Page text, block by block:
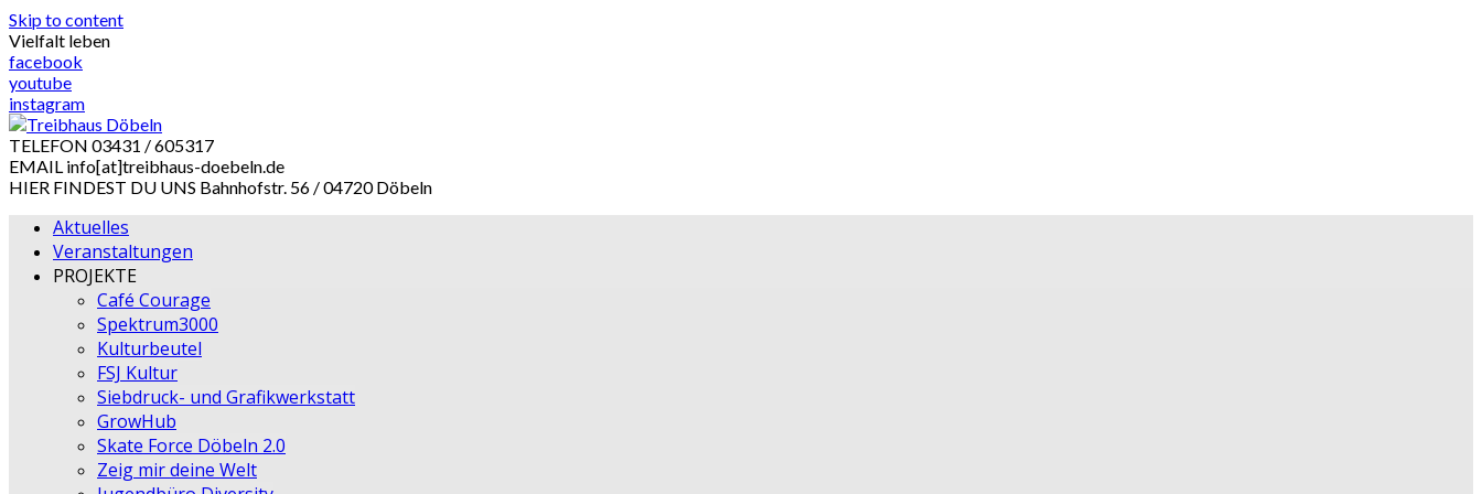
Skip to content
Vielfalt leben
facebook
youtube
instagram
TELEFON 03431 / 605317
EMAIL info[at]treibhaus-doebeln.de
HIER FINDEST DU UNS Bahnhofstr. 56 / 04720 Döbeln
Aktuelles
Veranstaltungen
PROJEKTE
Café Courage
Spektrum3000
Kulturbeutel
FSJ Kultur
Siebdruck- und Grafikwerkstatt
GrowHub
Skate Force Döbeln 2.0
Zeig mir deine Welt